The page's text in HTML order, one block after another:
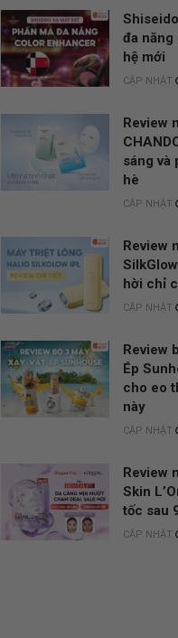
đa năng
hệ mới
Review
sáng và
hè
Review
hời chỉ
Review
Ép
cho eo
này
Review
Skin
tốc sau